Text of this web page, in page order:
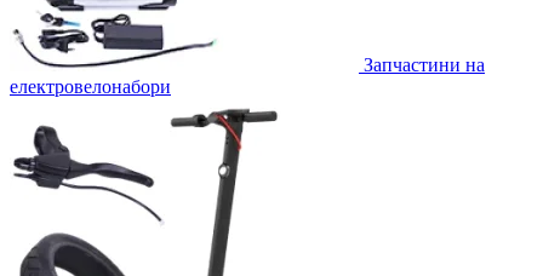
Запчастини на
електровелонабори